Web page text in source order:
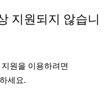
지원되지 않습니
원을 이용하려면
세요.